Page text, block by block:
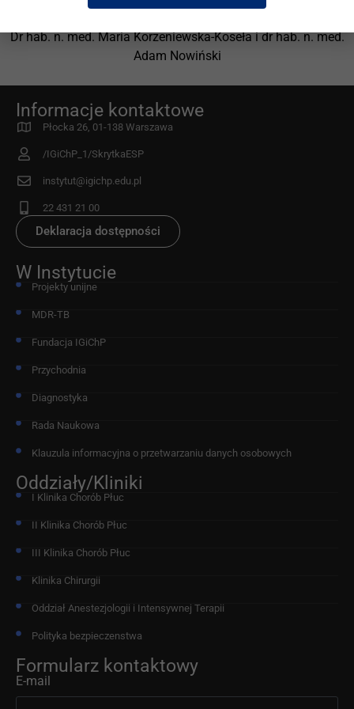
Dr hab. n. med. Maria Korzeniewska-Koseła i dr hab. n. med.
Adam Nowiński
Informacje kontaktowe
Płocka 26, 01-138 Warszawa
/IGiChP_1/SkrytkaESP
instytut@igichp.edu.pl
22 431 21 00
Deklaracja dostępności
W Instytucie
Projekty unijne
MDR-TB
Fundacja IGiChP
Przychodnia
Diagnostyka
Rada Naukowa
Klauzula informacyjna o przetwarzaniu danych osobowych
Oddziały/Kliniki
I Klinika Chorób Płuc
II Klinika Chorób Płuc
III Klinika Chorób Płuc
Klinika Chirurgii
Oddział Anestezjologii i Intensywnej Terapii
Polityka bezpieczenstwa
Formularz kontaktowy
E-mail